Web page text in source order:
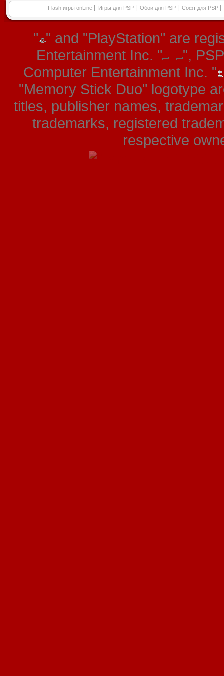
Flash игры onLine Игры для PSP Обои для PSP Софт для PSP
" " and "PlayStation" are
Entertainment Inc. "
",
Computer Entertainment Inc. "
"Memory Stick Duo" logotype
titles, publisher names,
trademarks, registered
respective